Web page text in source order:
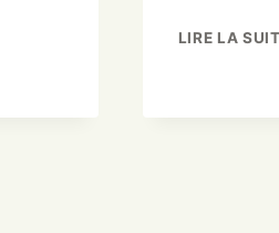
LIRE LA